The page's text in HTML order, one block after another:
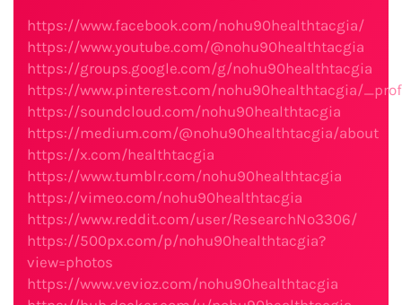
https://www.facebook.com/nohu90healthtacgia/
https://www.youtube.com/@nohu90healthtacgia
https://groups.google.com/g/nohu90healthtacgia
https://www.pinterest.com/nohu90healthtacgia/
https://soundcloud.com/nohu90healthtacgia
https://medium.com/@nohu90healthtacgia/about
https://x.com/healthtacgia
https://www.tumblr.com/nohu90healthtacgia
https://vimeo.com/nohu90healthtacgia
https://www.reddit.com/user/ResearchNo3306/
https://500px.com/p/nohu90healthtacgia?
view=photos
https://www.vevioz.com/nohu90healthtacgia